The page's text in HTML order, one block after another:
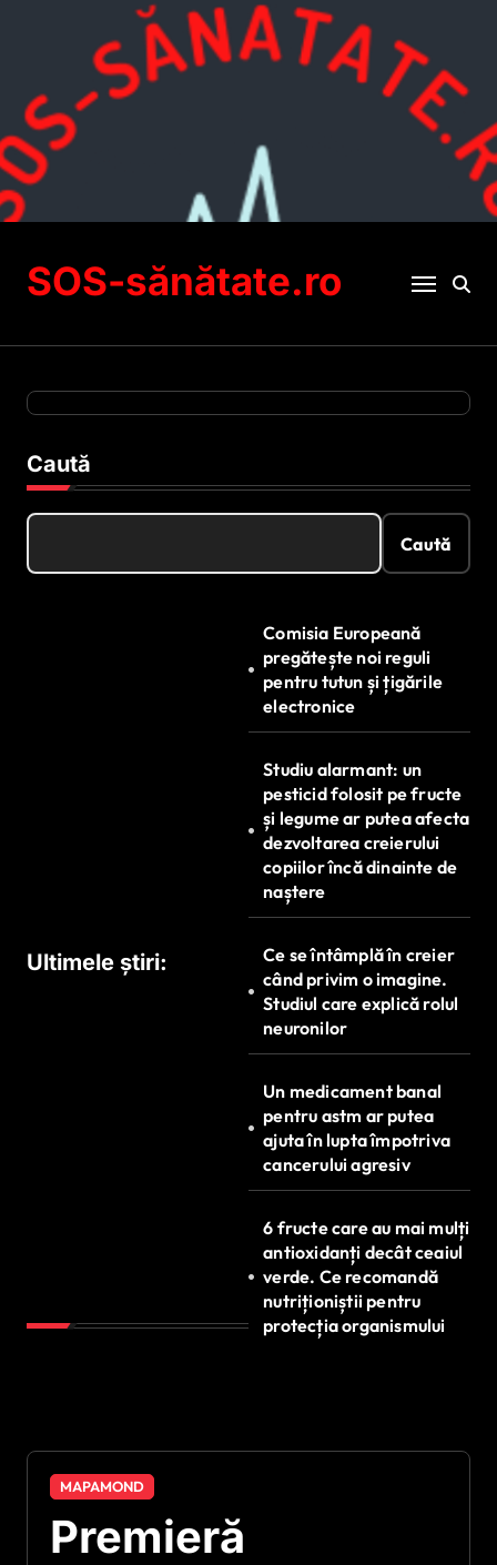
SOS-sănătate.ro
Caută
Caută
Ultimele știri:
Comisia Europeană
pregătește noi reguli
pentru tutun și țigările
electronice
Studiu alarmant: un
pesticid folosit pe fructe
și legume ar putea afecta
dezvoltarea creierului
copiilor încă dinainte de
naștere
Ce se întâmplă în creier
când privim o imagine.
Studiul care explică rolul
neuronilor
Un medicament banal
pentru astm ar putea
ajuta în lupta împotriva
cancerului agresiv
6 fructe care au mai mulți
antioxidanți decât ceaiul
verde. Ce recomandă
nutriționiștii pentru
protecția organismului
MAPAMOND
Premieră